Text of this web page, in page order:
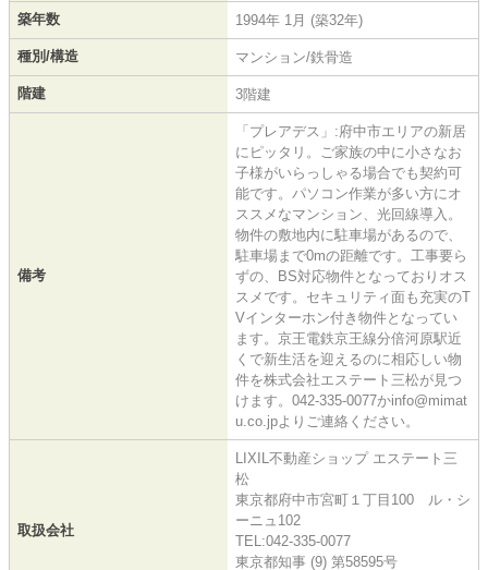
築年数 1994年 1月 (築32年)
種別/構造 マンション/鉄骨造
階建 3階建
備考
「プレアデス」:府中市エリアの新居
にピッタリ。ご家族の中に小さなお
子様がいらっしゃる場合でも契約可
能です。パソコン作業が多い方にオ
ススメなマンション、光回線導入。
物件の敷地内に駐車場があるので、
駐車場まで0mの距離です。工事要ら
ずの、BS対応物件となっておりオス
スメです。セキュリティ面も充実のT
Vインターホン付き物件となってい
ます。京王電鉄京王線分倍河原駅近
くで新生活を迎えるのに相応しい物
件を株式会社エステート三松が見つ
けます。042-335-0077かinfo@mimat
u.co.jpよりご連絡ください。
取扱会社
LIXIL不動産ショップ エステート三
松
東京都府中市宮町１丁目100 ル・シ
ーニュ102
TEL:042-335-0077
東京都知事 (9) 第58595号